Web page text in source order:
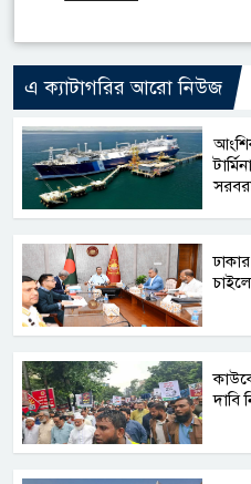
এ ক্যাটাগরির আরো নিউজ
দাবি